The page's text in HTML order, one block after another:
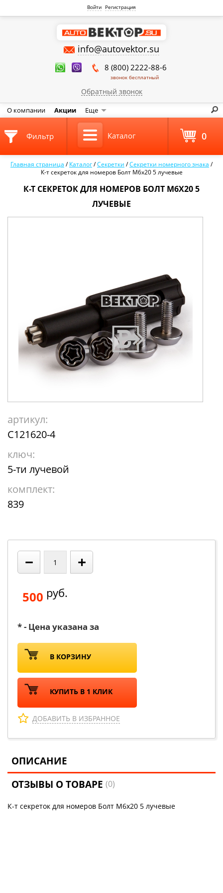
Войти Регистрация
info@autovektor.su
8 (800) 2222-88-6
звонок бесплатный
Обратный звонок
О компании Акции Еще
Главная страница /Каталог/Секретки /Секретки номерного знака /
К-т секреток для номеров Болт М6х20 5 лучевые
К-Т СЕКРЕТОК ДЛЯ НОМЕРОВ БОЛТ М6Х20 5
ЛУЧЕВЫЕ
артикул:
C121620-4
ключ:
5-ти лучевой
комплект:
839
− +
500 руб.
* - Цена указана за
В КОРЗИНУ
КУПИТЬ В 1 КЛИК
ДОБАВИТЬ В ИЗБРАННОЕ
ОПИСАНИЕ
ОТЗЫВЫ О ТОВАРЕ(0)
К-т секреток для номеров Болт М6х20 5 лучевые
Фильтр Каталог 0